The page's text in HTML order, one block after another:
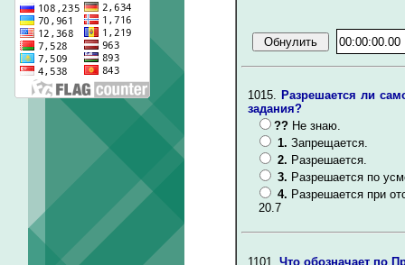
1015. Разрешается ли
задания?
?? Не знаю.
1. Запрещается.
2. Разрешается.
3. Разрешается по
4. Разрешается при
20.7
1101. Что обозначает по